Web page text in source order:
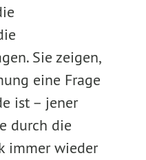
Sie zeigen,
eine Frage
ist – jener
durch die
immer wieder